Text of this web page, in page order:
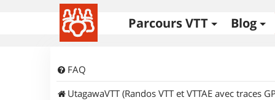
Parcours VTT Blog
FAQ
UtagawaVTT (Randos VTT et VTTAE avec traces